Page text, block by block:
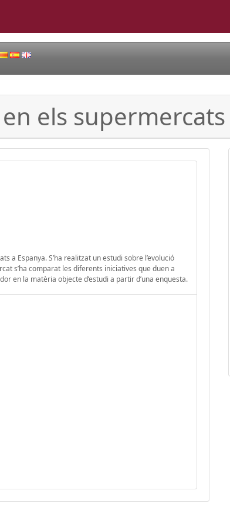
els supermercats
a Espanya. S’ha realitzat un estudi sobre l’evolució
s’ha comparat les diferents iniciatives que duen a
en la matèria objecte d’estudi a partir d’una enquesta.